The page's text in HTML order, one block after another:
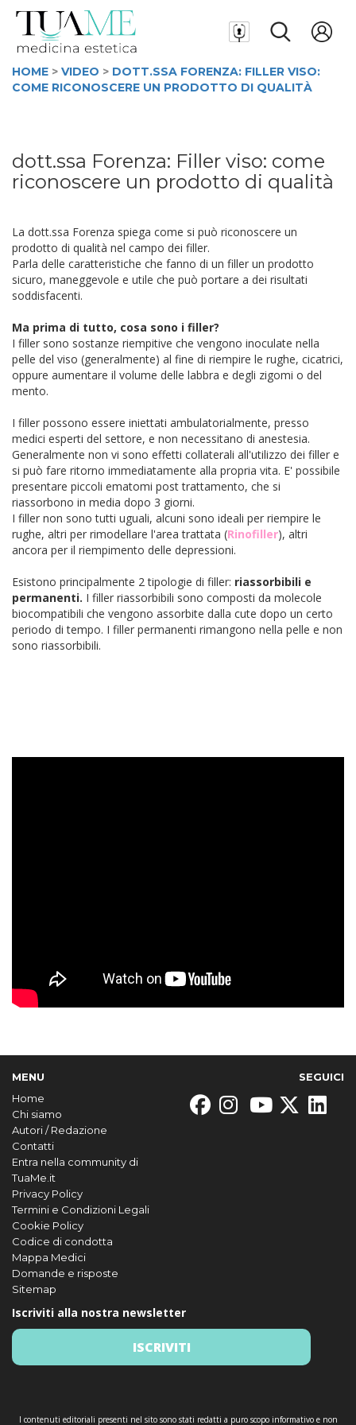
HOME > VIDEO > DOTT.SSA FORENZA: FILLER VISO:
COME RICONOSCERE UN PRODOTTO DI QUALITÀ
dott.ssa Forenza: Filler viso: come
riconoscere un prodotto di qualità
La dott.ssa Forenza spiega come si può riconoscere un
prodotto di qualità nel campo dei filler.
Parla delle caratteristiche che fanno di un filler un prodotto
sicuro, maneggevole e utile che può portare a dei risultati
soddisfacenti.
Ma prima di tutto, cosa sono i filler?
I filler sono sostanze riempitive che vengono inoculate nella
pelle del viso (generalmente) al fine di riempire le rughe, cicatrici,
oppure aumentare il volume delle labbra e degli zigomi o del
mento.
I filler possono essere iniettati ambulatorialmente, presso
medici esperti del settore, e non necessitano di anestesia.
Generalmente non vi sono effetti collaterali all'utilizzo dei filler e
si può fare ritorno immediatamente alla propria vita. E' possibile
presentare piccoli ematomi post trattamento, che si
riassorbono in media dopo 3 giorni.
I filler non sono tutti uguali, alcuni sono ideali per riempire le
rughe, altri per rimodellare l'area trattata (Rinofiller), altri
ancora per il riempimento delle depressioni.
Esistono principalmente 2 tipologie di filler: riassorbibili e
permanenti. I filler riassorbibili sono composti da molecole
biocompatibili che vengono assorbite dalla cute dopo un certo
periodo di tempo. I filler permanenti rimangono nella pelle e non
sono riassorbibili.
MENU
Home
Chi siamo
Autori / Redazione
Contatti
Entra nella community di
TuaMe.it
Privacy Policy
Termini e Condizioni Legali
Cookie Policy
Codice di condotta
Mappa Medici
Domande e risposte
Sitemap
SEGUICI
Iscriviti alla nostra newsletter
ISCRIVITI
I contenuti editoriali presenti nel sito sono stati redatti a puro scopo informativo e non